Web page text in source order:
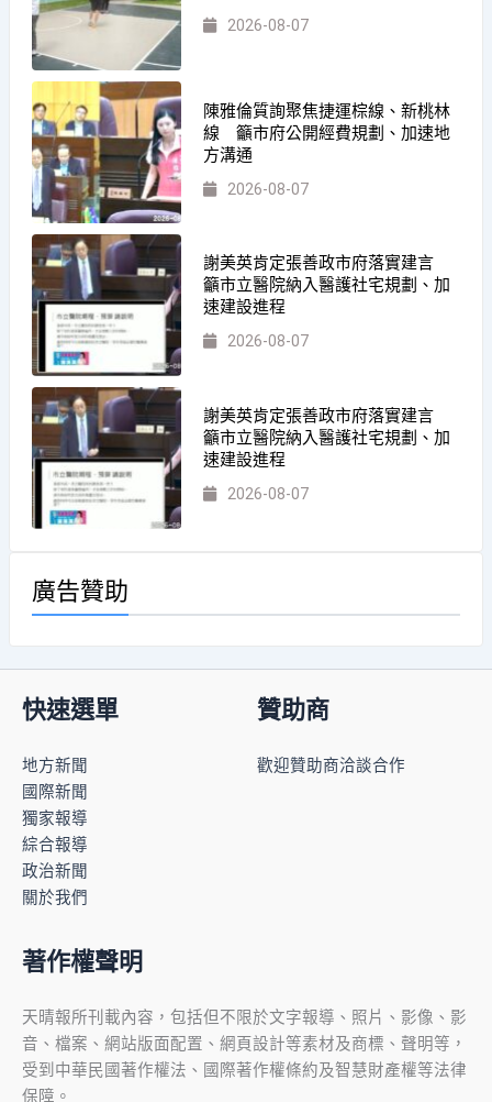
2026-08-07
陳雅倫質詢聚焦捷運棕線、新桃林
線 籲市府公開經費規劃、加速地
方溝通
2026-08-07
謝美英肯定張善政市府落實建言
籲市立醫院納入醫護社宅規劃、加
速建設進程
2026-08-07
謝美英肯定張善政市府落實建言
籲市立醫院納入醫護社宅規劃、加
速建設進程
2026-08-07
廣告贊助
快速選單
地方新聞
國際新聞
獨家報導
綜合報導
政治新聞
關於我們
贊助商
歡迎贊助商洽談合作
著作權聲明
天晴報所刊載內容，包括但不限於文字報導、照片、影像、影
音、檔案、網站版面配置、網頁設計等素材及商標、聲明等，
受到中華民國著作權法、國際著作權條約及智慧財產權等法律
保障。